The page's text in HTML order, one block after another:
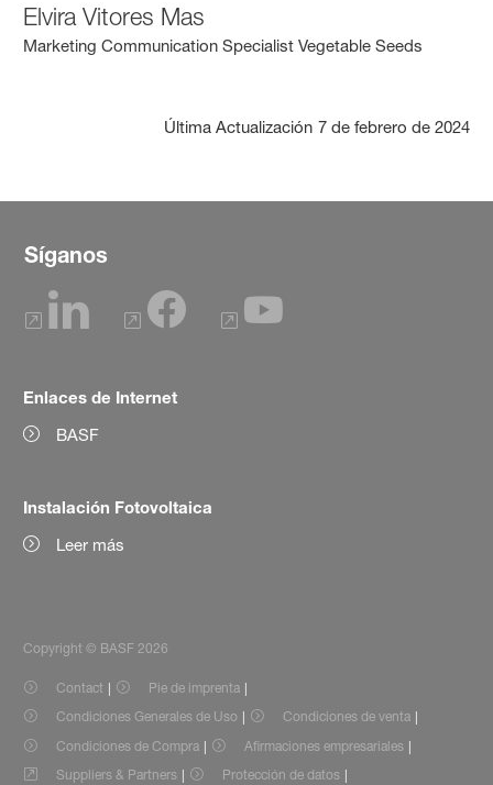
Elvira Vitores Mas
Marketing Communication Specialist Vegetable Seeds
Última Actualización 7 de febrero de 2024
Síganos
Enlaces de Internet
BASF
Instalación Fotovoltaica
Leer más
Copyright © BASF 2026
Contact
Pie de imprenta
Condiciones Generales de Uso
Condiciones de venta
Condiciones de Compra
Afirmaciones empresariales
Suppliers & Partners
Protección de datos